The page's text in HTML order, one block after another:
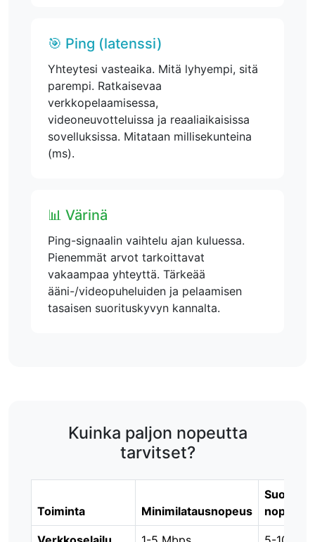
🎯 Ping (latenssi)
Yhteytesi vasteaika. Mitä lyhyempi, sitä
parempi. Ratkaisevaa
verkkopelaamisessa,
videoneuvotteluissa ja reaaliaikaisissa
sovelluksissa. Mitataan millisekunteina
(ms).
📊 Värinä
Ping-signaalin vaihtelu ajan kuluessa.
Pienemmät arvot tarkoittavat
vakaampaa yhteyttä. Tärkeää
ääni-/videopuheluiden ja pelaamisen
tasaisen suorituskyvyn kannalta.
Kuinka paljon nopeutta
tarvitset?
Toiminta Minimilatausnopeus
nopeus